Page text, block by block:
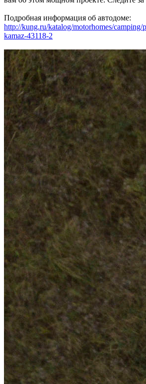
Подробная информация об автодоме:
http://kung.ru/katalog/motorhomes/camping/
kamaz-43118-2